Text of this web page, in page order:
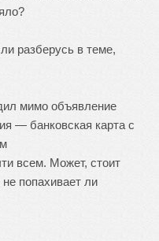
разберусь в теме,
мимо объявление
— банковская карта с
всем. Может, стоит
попахивает ли